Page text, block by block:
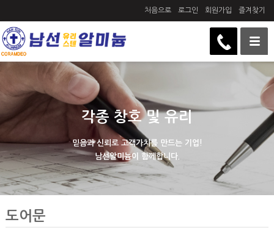
처음으로 로그인 회원가입 즐겨찾기
각종 창호 및 유리
믿음과 신뢰로 고객가치를 만드는 기업!
남선알미늄이 함께합니다.
도어문